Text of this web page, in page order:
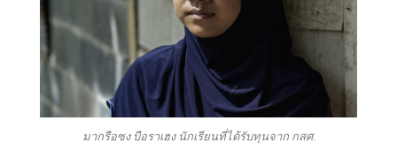
มากรือซง บือราเฮง นักเรียนที่ได้รับทุนจาก กสศ.